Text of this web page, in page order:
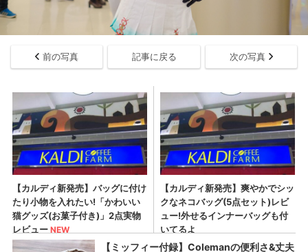
前の写真 記事に戻る 次の写真